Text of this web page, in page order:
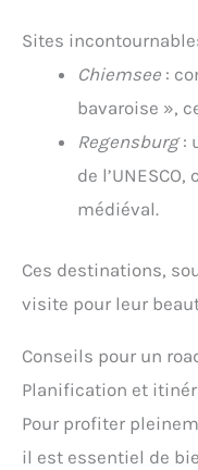
Sites
Chiemsee :
bavaroise »,
Regensburg:
de
médiéval.
Ces destinations,
visite pour leur
Conseils pour un
Planification et
Pour profiter
il est essentiel de